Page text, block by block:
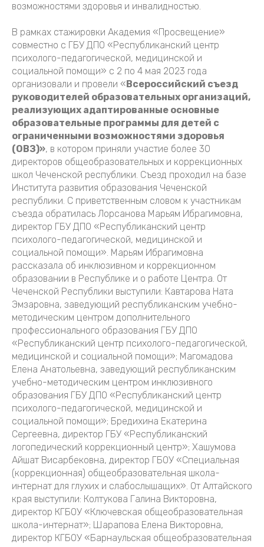
возможностями здоровья и инвалидностью.
В рамках стажировки Академия «Просвещение»
совместно с ГБУ ДПО «Республиканский центр
психолого-педагогической, медицинской и
социальной помощи» с 2 по 4 мая 2023 года
организовали и провели «Всероссийский съезд
руководителей образовательных организаций,
реализующих адаптированные основные
образовательные программы для детей с
ограниченными возможностями здоровья
(ОВЗ)», в котором приняли участие более 30
директоров общеобразовательных и коррекционных
школ Чеченской республики. Съезд проходил на базе
Института развития образования Чеченской
республики. С приветственным словом к участникам
съезда обратилась Лорсанова Марьям Ибрагимовна,
директор ГБУ ДПО «Республиканский центр
психолого-педагогической, медицинской и
социальной помощи». Марьям Ибрагимовна
рассказала об инклюзивном и коррекционном
образовании в Республике и о работе Центра. От
Чеченской Республики выступили: Кавтарова Ната
Эмзаровна, заведующий республиканским учебно-
методическим центром дополнительного
профессионального образования ГБУ ДПО
«Республиканский центр психолого-педагогической,
медицинской и социальной помощи»; Магомадова
Елена Анатольевна, заведующий республиканским
учебно-методическим центром инклюзивного
образования ГБУ ДПО «Республиканский центр
психолого-педагогической, медицинской и
социальной помощи»; Бредихина Екатерина
Сергеевна, директор ГБУ «Республиканский
логопедический коррекционный центр»; Хашумова
Айшат Висарбековна, директор ГБОУ «Специальная
(коррекционная) общеобразовательная школа-
интернат для глухих и слабослышащих». От Алтайского
края выступили: Колтукова Галина Викторовна,
директор КГБОУ «Ключевская общеобразовательная
школа-интернат»; Шарапова Елена Викторовна,
директор КГБОУ «Барнаульская общеобразовательная